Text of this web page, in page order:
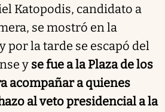
Katopodis, candidato a
se mostró en la
por la tarde se escapó del
y se fue a la Plaza de los
acompañar a quienes
al veto presidencial a la